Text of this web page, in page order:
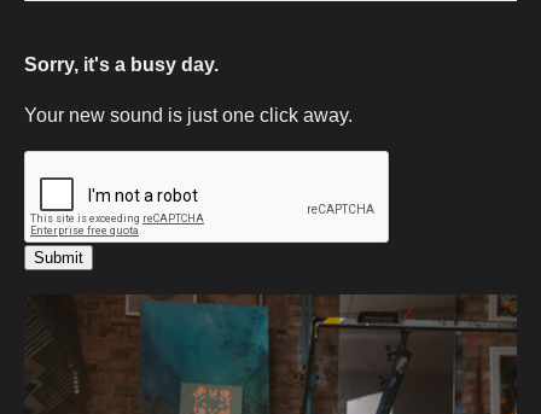
Sorry, it's a busy day.
Your new sound is just one click away.